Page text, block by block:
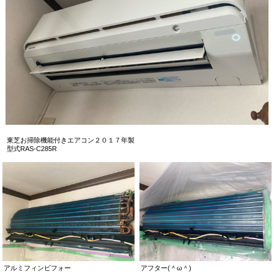
東芝お掃除機能付きエアコン２０１７年製
型式RAS-C285R
アルミフィンビフォー アフター(＾ω＾)